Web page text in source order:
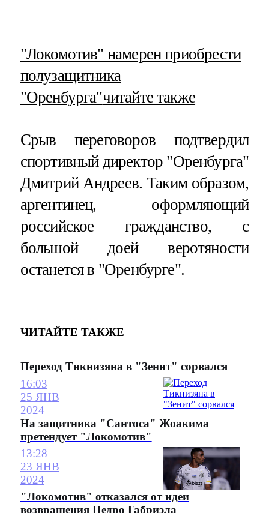
​"Локомотив" намерен приобрести
полузащитника
"Оренбурга"читайте также
Срыв переговоров подтвердил
спортивный директор "Оренбурга"
Дмитрий Андреев. Таким образом,
аргентинец, оформляющий
российское гражданство, с
большой доей веротяности
останется в "Оренбурге".
ЧИТАЙТЕ ТАКЖЕ
Переход Тикнизяна в "Зенит" сорвался
16:03
25 ЯНВ
2024
На защитника "Сантоса" Жоакима
претендует "Локомотив"
13:28
23 ЯНВ
2024
"Локомотив" отказался от идеи
возвращения Педро Габриэла